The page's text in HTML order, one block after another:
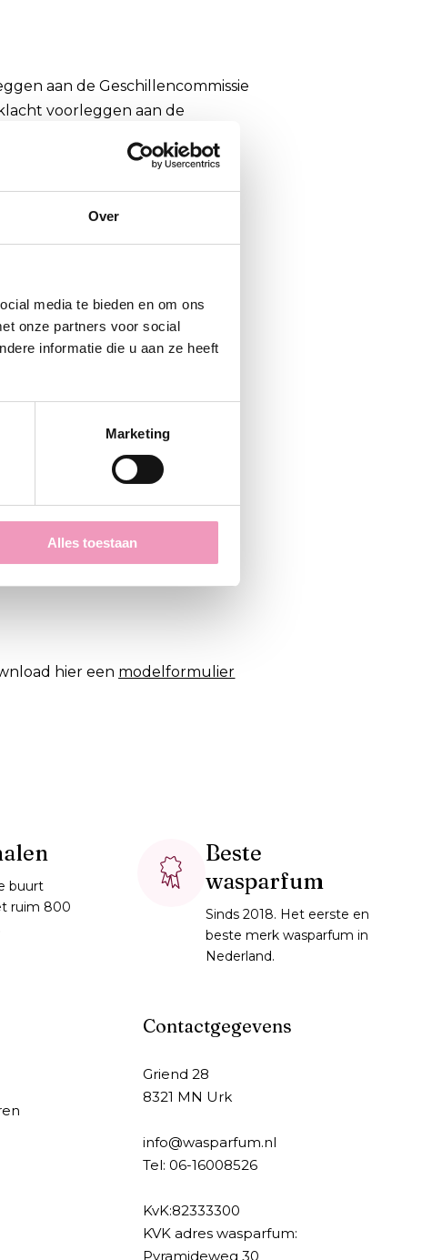
Over
media te bieden en om ons
onze partners voor social
informatie die u aan ze heeft
Marketing
Alles toestaan
aan de Geschillencommissie
voorleggen aan de
odr/).
net ingepakt wordt of
door te geven:
hier een modelformulier
buurt
ruim 800
Beste
wasparfum
Sinds 2018. Het eerste en
beste merk wasparfum in
Nederland.
Contactgegevens
Griend 28
8321 MN Urk
info@wasparfum.nl
Tel: 06-16008526
KvK:82333300
KVK adres wasparfum:
Pyramideweg 30